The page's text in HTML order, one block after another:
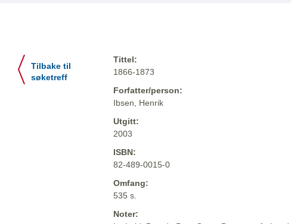
Tilbake til
søketreff
Tittel:
1866-1873
Forfatter/person:
Ibsen, Henrik
Utgitt:
2003
ISBN:
82-489-0015-0
Omfang:
535 s.
Noter: